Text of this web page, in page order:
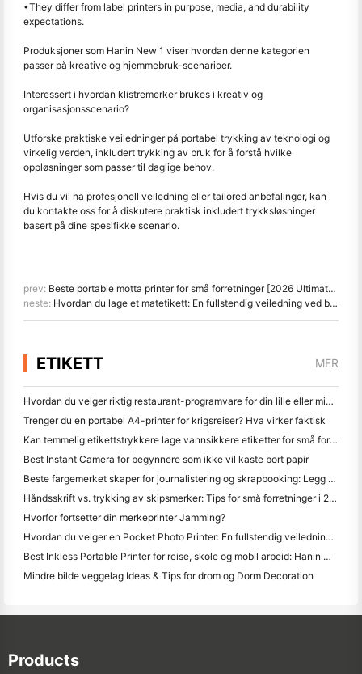
•They differ from label printers in purpose, media, and durability
expectations.
Produksjoner som Hanin New 1 viser hvordan denne kategorien
passer på kreative og hjemmebruk-scenarioer.
Interessert i hvordan klistremerker brukes i kreativ og
organisasjonsscenario?
Utforske praktiske veiledninger på portabel trykking av teknologi og
virkelig verden, inkludert trykking av bruk for å forstå hvilke
oppløsninger som passer til daglige behov.
Hvis du vil ha profesjonell veiledning eller tailored anbefalinger, kan
du kontakte oss for å diskutere praktisk inkludert trykksløsninger
basert på dine spesifikke scenario.
prev: Beste portable motta printer for små forretninger [2026 Ultimate Guide]
neste: Hvordan du lage et matetikett: En fullstendig veiledning ved bruk av Hanin (HPRT) HD100
ETIKETT MER
Hvordan du velger riktig restaurant-programvare for din lille eller middelsstørrelse Restaurant
Trenger du en portabel A4-printer for krigsreiser? Hva virker faktisk
Kan temmelig etikettstrykkere lage vannsikkere etiketter for små forretningsprodukter?
Best Instant Camera for begynnere som ikke vil kaste bort papir
Beste fargemerket skaper for journalistering og skrapbooking: Legg mer farge til hver side
Håndsskrift vs. trykking av skipsmerker: Tips for små forretninger i 2026
Hvorfor fortsetter din merkeprinter Jamming?
Hvordan du velger en Pocket Photo Printer: En fullstendig veiledning for journalistering, reise og iPhone brukere
Best Inkless Portable Printer for reise, skole og mobil arbeid: Hanin MT620 Pro-review
Mindre bilde veggelag Ideas & Tips for drom og Dorm Decoration
Products